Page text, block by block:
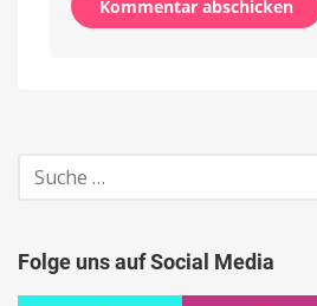
Suche
nach:
Folge uns auf Social Media